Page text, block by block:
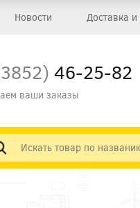
Новости Доставка и
46-25-82
ваши заказы